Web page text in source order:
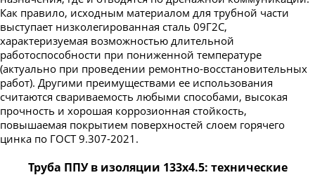
Как правило, исходным материалом для трубной части
выступает низколегированная сталь 09Г2С,
характеризуемая возможностью длительной
работоспособности при пониженной температуре
(актуально при проведении ремонтно-восстановительных
работ). Другими преимуществами ее использования
считаются свариваемость любыми способами, высокая
прочность и хорошая коррозионная стойкость,
повышаемая покрытием поверхностей слоем горячего
цинка по ГОСТ 9.307-2021.
Труба ППУ в изоляции 133х4.5: технические